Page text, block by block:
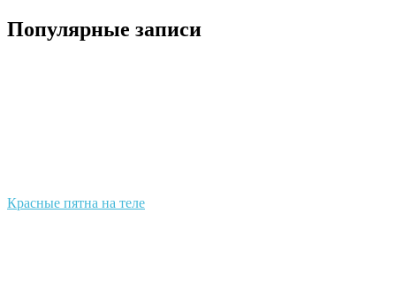
Популярные записи
Красные пятна на теле